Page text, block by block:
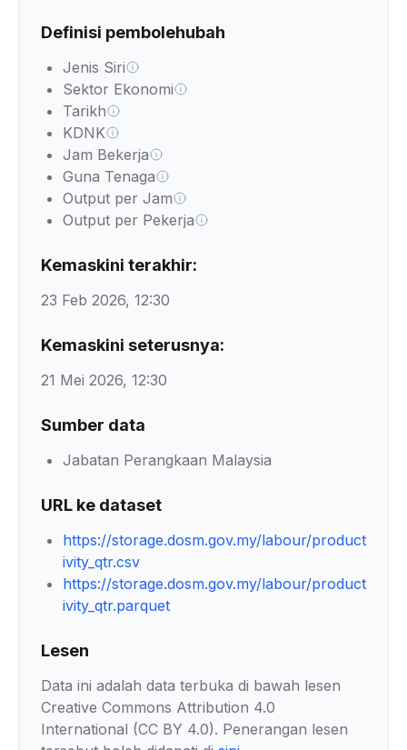
Definisi pembolehubah
Jenis Siri
Sektor Ekonomi
Tarikh
KDNK
Jam Bekerja
Guna Tenaga
Output per Jam
Output per Pekerja
Kemaskini terakhir:
23 Feb 2026, 12:30
Kemaskini seterusnya:
21 Mei 2026, 12:30
Sumber data
Jabatan Perangkaan Malaysia
URL ke dataset
https://storage.dosm.gov.my/labour/product
ivity_qtr.csv
https://storage.dosm.gov.my/labour/product
ivity_qtr.parquet
Lesen
Data ini adalah data terbuka di bawah lesen
Creative Commons Attribution 4.0
International (CC BY 4.0). Penerangan lesen